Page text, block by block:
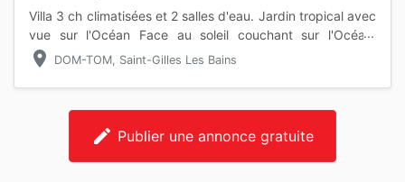
Villa 3 ch climatisées et 2 salles d'eau. Jardin tropical avec
vue sur l'Océan Face au soleil couchant sur l'Océan,
ravissante villa située à 150 m de la plage surveillée de
Bouca
location_on DOM-TOM, Saint-Gilles Les Bains
edit Publier une annonce gratuite